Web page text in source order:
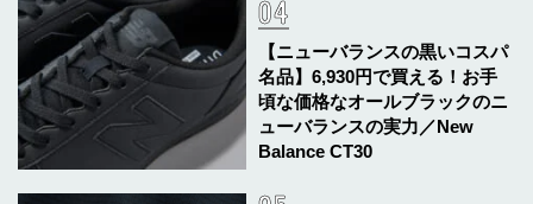
【ニューバランスの黒いコスパ
名品】6,930円で買える！お手
頃な価格なオールブラックのニ
ューバランスの実力／New
Balance CT30